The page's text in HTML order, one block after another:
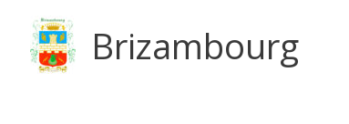
Brizambourg